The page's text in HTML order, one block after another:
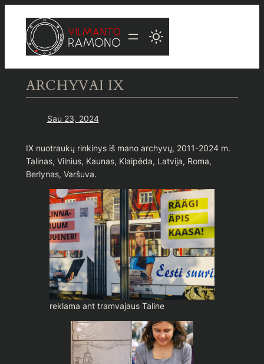
turinio
ARCHYVAI IX
Sau 23, 2024
IX nuotraukų rinkinys iš mano archyvų, 2011-2024 m.
Talinas, Vilnius, Kaunas, Klaipėda, Latvija, Roma,
Berlynas, Varšuva.
reklama ant tramvajaus Taline